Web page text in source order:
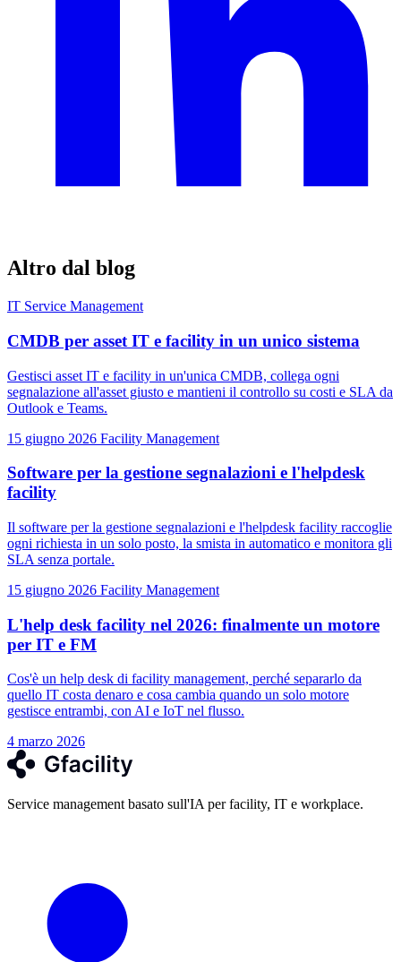
Altro dal blog
IT Service Management
CMDB per asset IT e facility in un unico sistema
Gestisci asset IT e facility in un'unica CMDB, collega ogni
segnalazione all'asset giusto e mantieni il controllo su costi e SLA da
Outlook e Teams.
15 giugno 2026 Facility Management
Software per la gestione segnalazioni e l'helpdesk
facility
Il software per la gestione segnalazioni e l'helpdesk facility raccoglie
ogni richiesta in un solo posto, la smista in automatico e monitora gli
SLA senza portale.
15 giugno 2026 Facility Management
L'help desk facility nel 2026: finalmente un motore
per IT e FM
Cos'è un help desk di facility management, perché separarlo da
quello IT costa denaro e cosa cambia quando un solo motore
gestisce entrambi, con AI e IoT nel flusso.
4 marzo 2026
Service management basato sull'IA per facility, IT e workplace.